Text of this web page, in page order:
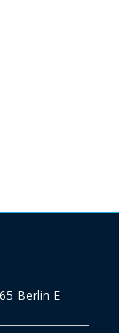
Berlin E-